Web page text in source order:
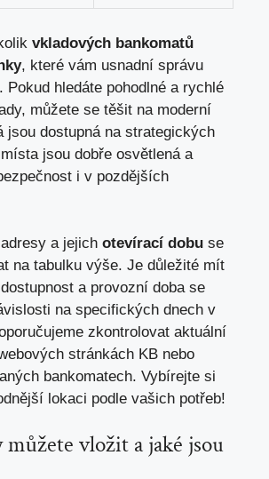
vkladových bankomatů
, které vám usnadní správu
Pokud hledáte pohodlné a rychlé
můžete se těšit na moderní
jsou dostupná na strategických
jsou dobře osvětlená a
i v pozdějších
a jejich otevírací dobu se
na tabulku výše. Je důležité mít
a provozní doba se
na specifických dnech v
zkontrolovat aktuální
stránkách KB nebo
bankomatech. Vybírejte si
lokaci podle vašich potřeb!
můžete vložit a jaké jsou